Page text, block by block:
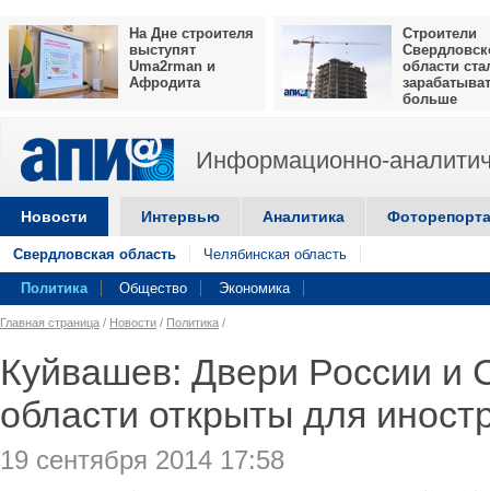
На Дне строителя
выступят
Uma2rman и
Афродита
Строители
области
больше
Информационно-
Новости Интервью Аналитика
Свердловская область Челябинская область
Политика Общество Экономика
Главная страница / Новости / Политика /
Куйвашев: Двери России и
области открыты для
19 сентября 2014 17:58